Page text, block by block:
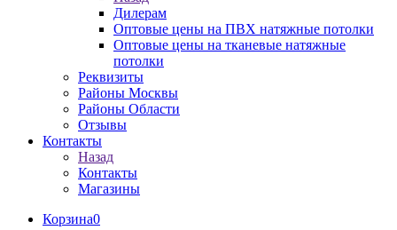
Дилерам
Оптовые цены на ПВХ натяжные потолки
Оптовые цены на тканевые натяжные
потолки
Реквизиты
Районы Москвы
Районы Области
Отзывы
Контакты
Назад
Контакты
Магазины
Корзина0